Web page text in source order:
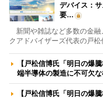
デバイス：
要…
新聞や雑誌など多数の金融
クアドバイザーズ代表の戸
【戸松信博氏「明日の爆
端半導体の製造に不可欠
【戸松信博氏「明日の爆